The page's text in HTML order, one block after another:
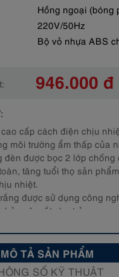
Hồng ngoại (bóng
220V/50Hz
Bộ vỏ nhựa ABS
946.000 đ
cấp cách điện chịu
môi trường ẩm thấp của
đèn được bọc 2 lớp chống
tăng tuổi thọ sản phẩm.
nhiệt.
được sử dụng công
bảo vệ mắt cho trẻ em.
MÔ TẢ SẢN PHẨM
SỐ KỸ THUẬT